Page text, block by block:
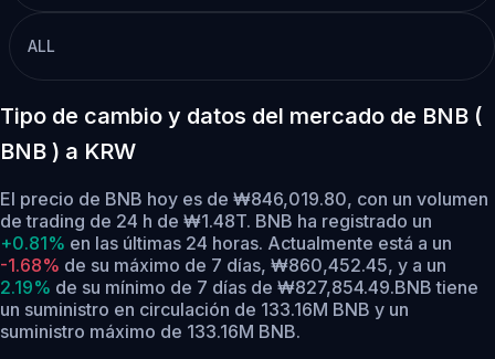
ALL
Tipo de cambio y datos del mercado de BNB (
BNB ) a KRW
El precio de BNB hoy es de ₩846,019.80, con un volumen
de trading de 24 h de ₩1.48T. BNB ha registrado un
+0.81% en las últimas 24 horas. Actualmente está a un
-1.68% de su máximo de 7 días, ₩860,452.45, y a un
2.19% de su mínimo de 7 días de ₩827,854.49.BNB tiene
un suministro en circulación de 133.16M BNB y un
suministro máximo de 133.16M BNB.